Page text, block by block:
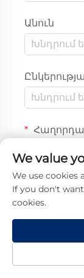
Անուն
We value
We use cookies
If you don't
cookies.